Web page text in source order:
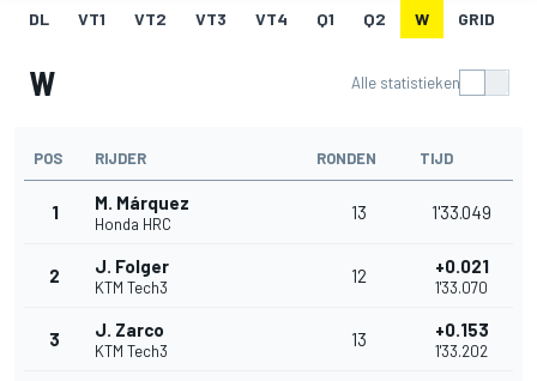
DL VT1 VT2 VT3 VT4 Q1 Q2 W GRID
W Alle statistieken
POS RIJDER RONDEN TIJD
1 M. Márquez
Honda HRC
13 1'33.049
2 J. Folger
KTM Tech3
12 +0.021
1'33.070
3 J. Zarco
KTM Tech3
13 +0.153
1'33.202